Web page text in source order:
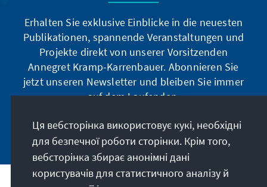
Erhalten Sie exklusive Einblicke in die neuesten
Publikationen, spannende Veranstaltungen und
Projekte direkt von unserer Vorsitzenden
Annegret Kramp-Karrenbauer. Abonnieren Sie
jetzt unseren Newsletter und bleiben Sie immer
auf dem Laufenden.
Jetzt abonnieren
Ця вебсторінка використовує кукі, необхідні
для безпечної роботи сторінки. Крім того,
вебсторінка збирає анонімні дані
користувачів для статистичного аналізу й